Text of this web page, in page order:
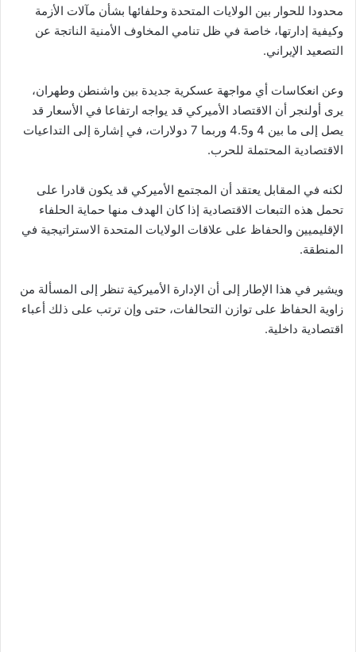
محدودا للحوار بين الولايات المتحدة وحلفائها بشأن مآلات الأزمة
وكيفية إدارتها، خاصة في ظل تنامي المخاوف الأمنية الناتجة عن
التصعيد الإيراني.
وعن انعكاسات أي مواجهة عسكرية جديدة بين واشنطن وطهران،
يرى أولنجر أن الاقتصاد الأميركي قد يواجه ارتفاعا في الأسعار قد
يصل إلى ما بين 4 و4.5 وربما 7 دولارات، في إشارة إلى التداعيات
الاقتصادية المحتملة للحرب.
لكنه في المقابل يعتقد أن المجتمع الأميركي قد يكون قادرا على
تحمل هذه التبعات الاقتصادية إذا كان الهدف منها حماية الحلفاء
الإقليميين والحفاظ على علاقات الولايات المتحدة الاستراتيجية في
المنطقة.
ويشير في هذا الإطار إلى أن الإدارة الأميركية تنظر إلى المسألة من
زاوية الحفاظ على توازن التحالفات، حتى وإن ترتب على ذلك أعباء
اقتصادية داخلية.